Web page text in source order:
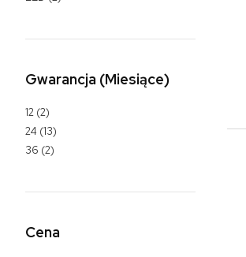
Gwarancja (Miesiące)
12 (2)
24 (13)
36 (2)
Cena